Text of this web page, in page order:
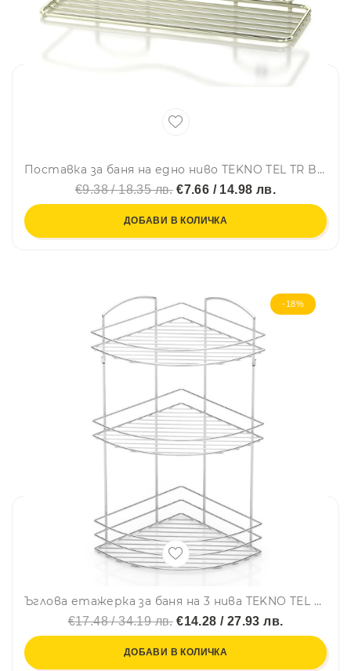
Поставка за баня на едно ниво TEKNO TEL TR BK 011G, 12x30x9 см, Закрепване с дюбел, Златист
€9.38 / 18.35 лв.€7.66 / 14.98 лв.
ДОБАВИ В КОЛИЧКА
-18%
Ъглова етажерка за баня на 3 нива TEKNO TEL BK 033, 23х23х50 см, Закрепване с дюбел, Хром
€17.48 / 34.19 лв.€14.28 / 27.93 лв.
ДОБАВИ В КОЛИЧКА